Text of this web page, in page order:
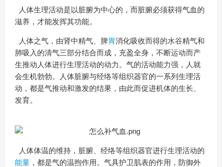
人体生理活动是以脏腑为中心的，而脏腑必须获得气血的
滋养，才能发挥其功能。
人体之气，由肾中精气、脾胃消化吸收而得的水谷精气和
肺吸入的清气三部分结合而成，充盈全身，不断运动而产
生推动人体进行生理活动的动力。气的活动能力强，人就
会生机勃勃。人体脏腑与经络等组织器官的一系列生理活
动，都是气推动和激发的结果，由此而促进机体的生长、
发育。
人体体温的维持，脏腑、经络等组织器官进行生理活动的
能量，都是气的温煦作用。气具护卫肌表的作用，防御外